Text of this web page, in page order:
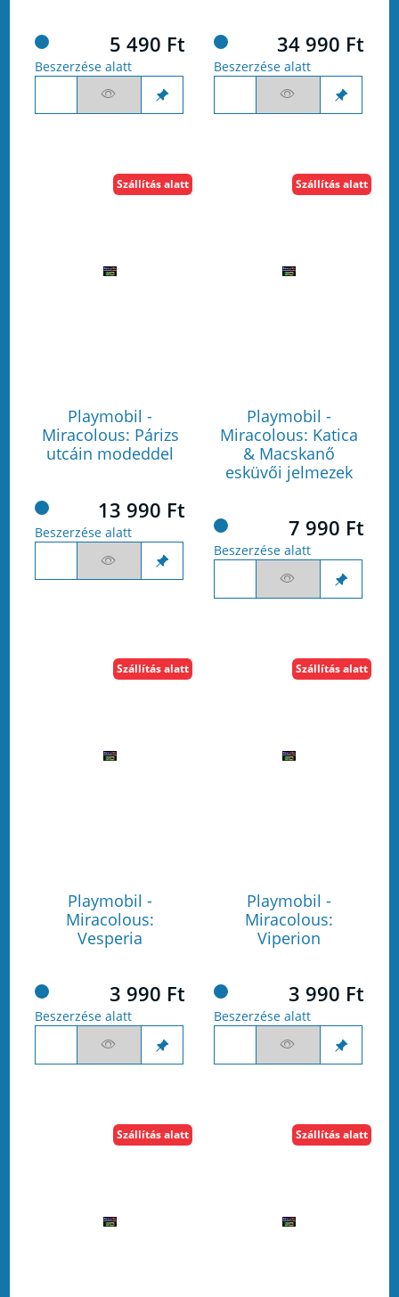
5 490 Ft
Beszerzése alatt
34 990 Ft
Beszerzése alatt
Playmobil -
Miracolous: Párizs
utcáin modeddel
Szállítás alatt
13 990 Ft
Beszerzése alatt
Playmobil -
Miracolous: Katica
& Macskanő
esküvői jelmezek
Szállítás alatt
7 990 Ft
Beszerzése alatt
Playmobil -
Miracolous:
Vesperia
Szállítás alatt
3 990 Ft
Beszerzése alatt
Playmobil -
Miracolous:
Viperion
Szállítás alatt
3 990 Ft
Beszerzése alatt
Szállítás alatt Szállítás alatt